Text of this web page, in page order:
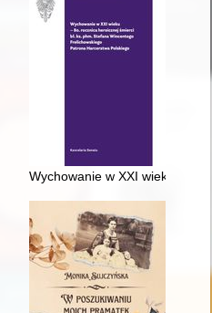
Marii Curie-
Wychowanie w XXI wieku : 80.